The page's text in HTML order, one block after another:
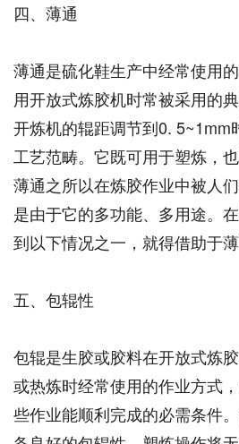
四、薄通
薄通是硫化鞋生产中经常使用
用开放式炼胶机时常被采用的
开炼机的辊距调节到0. 5~1mm
工艺范畴。它既可用于塑炼，
薄通之所以在炼胶作业中被人
是由于它的多功能、多用途。
到以下情况之一，就得借助于薄
五、包辊性
包辊是生胶或胶料在开放式炼
或热炼时经常使用的作业方式
些作业能顺利完成的必需条件